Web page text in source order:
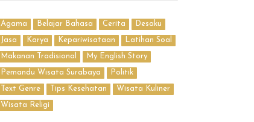
Agama Belajar Bahasa Cerita Desaku
Jasa Karya Kepariwisataan Latihan Soal
Makanan Tradisional My English Story
Pemandu Wisata Surabaya Politik
Text Genre Tips Kesehatan Wisata Kuliner
Wisata Religi